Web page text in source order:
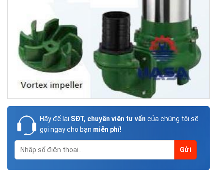
Hãy để lại SĐT, chuyên viên tư vấn của chúng tôi sẽ
gọi ngay cho bạn miễn phí!